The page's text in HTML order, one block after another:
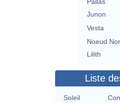
Pallas
Junon
Vesta
Noeud
Lilith
Liste
Soleil